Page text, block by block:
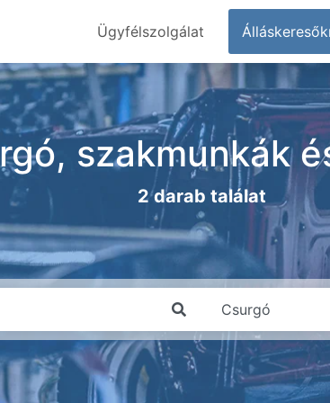
Ügyfélszolgálat
szakmunkák
2 darab találat